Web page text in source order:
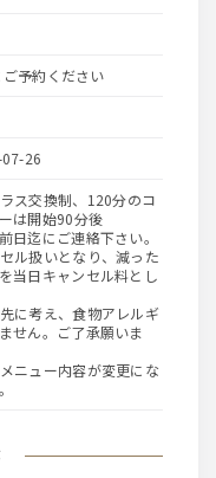
ご予約ください
26
は開始90分後
日迄にご連絡下さい。
ル扱いとなり、減った
当日キャンセル料とし
に考え、食物アレルギ
せん。ご了承願いま
ニュー内容が変更にな